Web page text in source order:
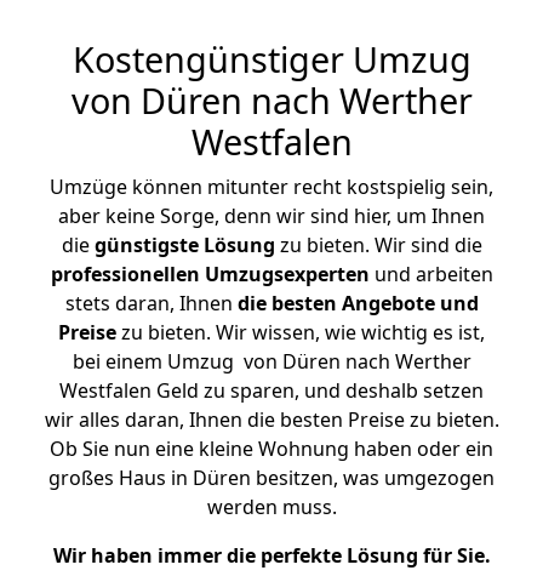
Kostengünstiger Umzug
von Düren nach Werther
Westfalen
Umzüge können mitunter recht kostspielig sein,
aber keine Sorge, denn wir sind hier, um Ihnen
diegünstigste Lösung zu bieten. Wir sind die
professionellen Umzugsexperten und arbeiten
stets daran, Ihnen die besten Angebote und
Preisezu bieten. Wir wissen, wie wichtig es ist,
bei einem Umzug von Düren nach Werther
Westfalen Geld zu sparen, und deshalb setzen
wir alles daran, Ihnen die besten Preise zu bieten.
Ob Sie nun eine kleine Wohnung haben oder ein
großes Haus in Düren besitzen, was umgezogen
werden muss.
Wir haben immer die perfekte Lösung für Sie.